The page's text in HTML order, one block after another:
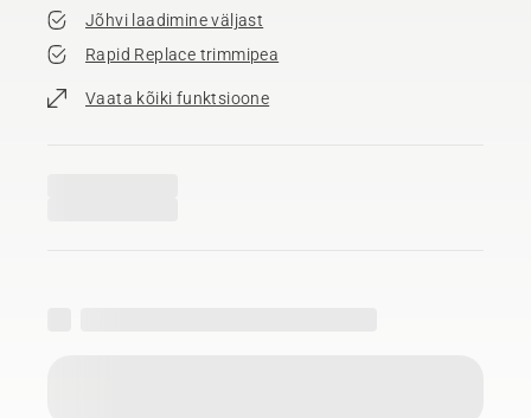
Jõhvi laadimine väljast
Rapid Replace trimmipea
Vaata kõiki funktsioone